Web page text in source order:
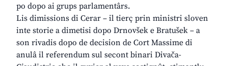
po dopo ai grups parlamentârs.
Lis dimissions di Cerar – il tierç prin ministri sloven
inte storie a dimetisi dopo Drnovšek e Bratušek – a
son rivadis dopo de decision de Cort Massime di
anulâ il referendum sul secont binari Divača-